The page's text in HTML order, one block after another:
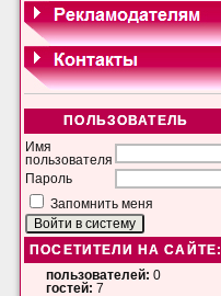
ПОЛЬЗОВАТЕЛЬ
Имя
пользователя
Пароль
Запомнить меня
ПОСЕТИТЕЛИ НА САЙТЕ:
пользователей: 0
гостей: 7